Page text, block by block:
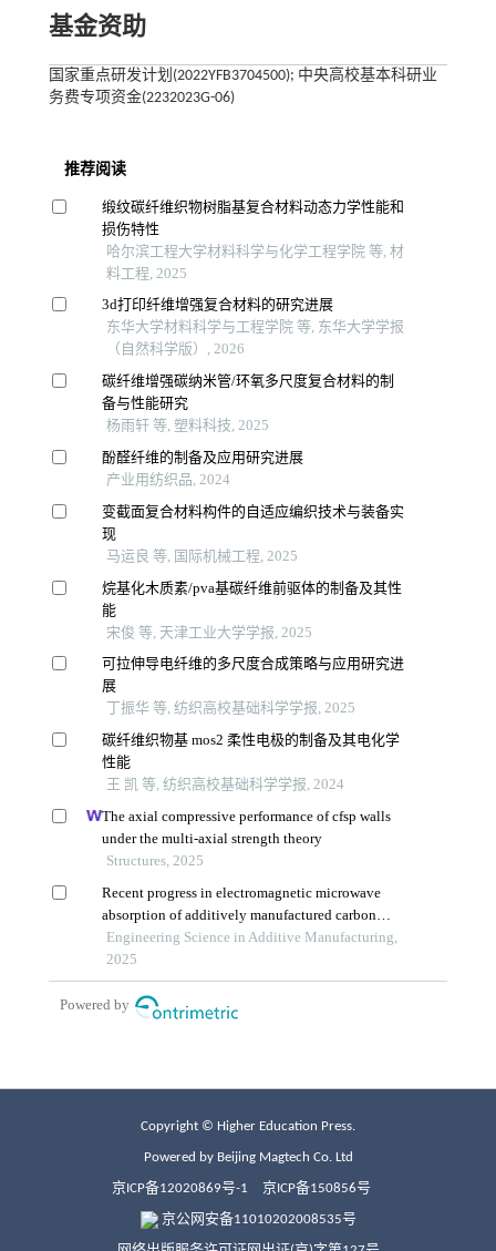
基金资助
国家重点研发计划(2022YFB3704500); 中央高校基本科研业
务费专项资金(2232023G-06)
Copyright © Higher Education Press.
Powered by Beijing Magtech Co. Ltd
京ICP备12020869号-1 京ICP备150856号
京公网安备11010202008535号